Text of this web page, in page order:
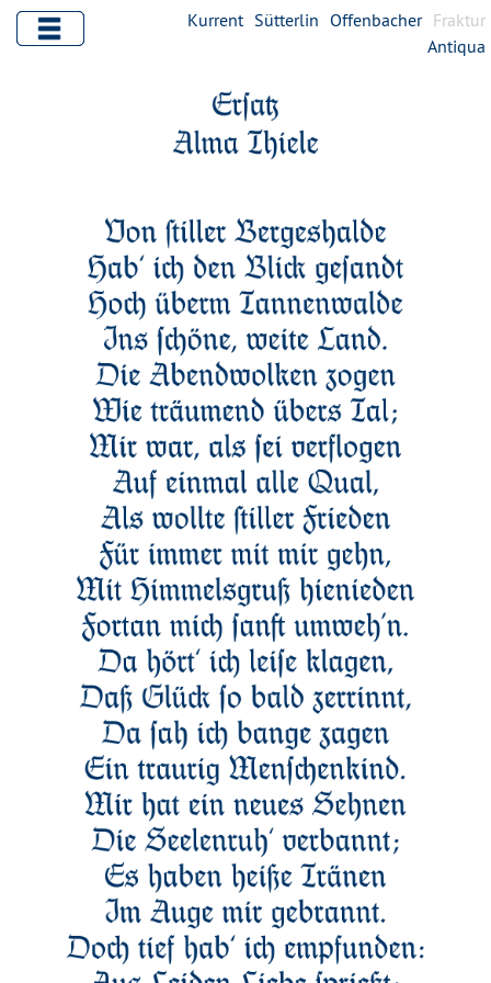
Kurrent Sütterlin Offenbacher Fraktur
Antiqua